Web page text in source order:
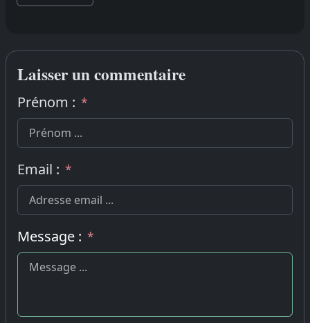
Laisser un commentaire
Prénom : *
Email : *
Message : *